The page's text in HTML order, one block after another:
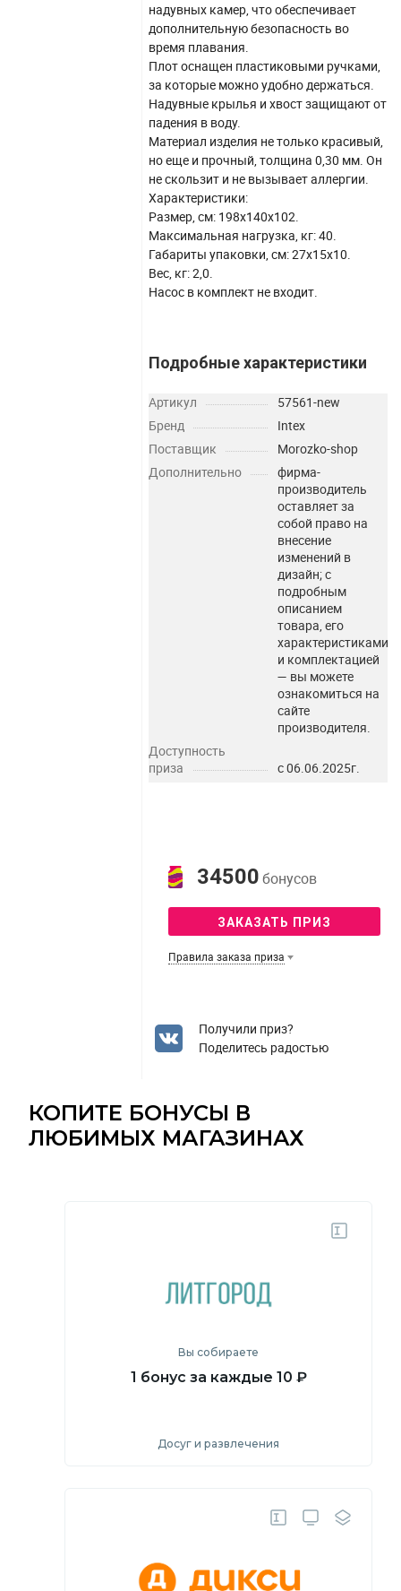
надувных камер, что обеспечивает
дополнительную безопасность во
время плавания.
Плот оснащен пластиковыми ручками,
за которые можно удобно держаться.
Надувные крылья и хвост защищают от
падения в воду.
Материал изделия не только красивый,
но еще и прочный, толщина 0,30 мм. Он
не скользит и не вызывает аллергии.
Характеристики:
Размер, см: 198х140х102.
Максимальная нагрузка, кг: 40.
Габариты упаковки, см: 27х15х10.
Вес, кг: 2,0.
Насос в комплект не входит.
Подробные характеристики
Артикул
57561-new
Бренд
Intex
Поставщик
Morozko-shop
Дополнительно
фирма-
производитель
оставляет за
собой право на
внесение
изменений в
дизайн; с
подробным
описанием
товара, его
характеристиками
и комплектацией
— вы можете
ознакомиться на
сайте
производителя.
Доступность
приза
с 06.06.2025г.
34500бонусов
ЗАКАЗАТЬ ПРИЗ
Правила заказа приза
Получили приз?
Поделитесь радостью
КОПИТЕ БОНУСЫ В
ЛЮБИМЫХ МАГАЗИНАХ
Вы собираете
1 бонус за каждые 10 ₽
Досуг и развлечения
Перейти на сайт